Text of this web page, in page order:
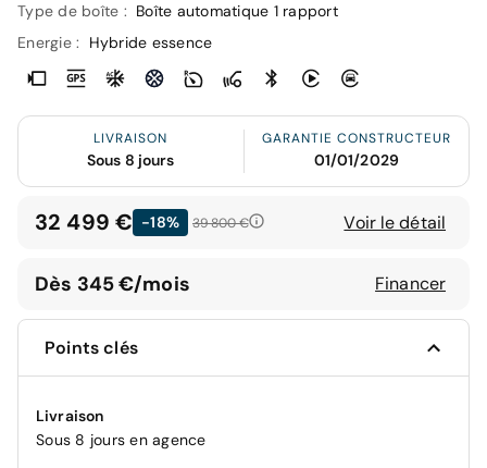
Type de boîte : Boîte automatique 1 rapport
Energie :
Hybride essence
LIVRAISON
Sous 8 jours
GARANTIE CONSTRUCTEUR
01/01/2029
32 499 € -18% 39 800 € Voir le détail
Dès 345 €/mois Financer
Points clés
Livraison
Sous 8 jours en agence